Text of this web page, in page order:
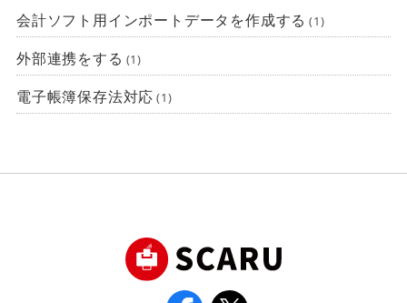
会計ソフト用インポートデータを作成する (1)
外部連携をする (1)
電子帳簿保存法対応 (1)